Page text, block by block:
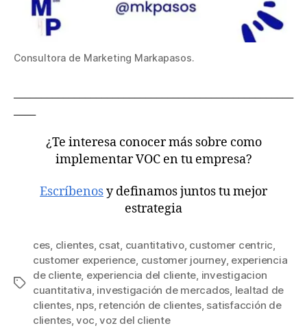
Consultora de Marketing Markapasos.
¿Te interesa conocer más sobre como
implementar VOC en tu empresa?
Escríbenosy definamos juntos tu mejor
estrategia
ces, clientes, csat, cuantitativo, customer centric,
customer experience, customer journey, experiencia
de cliente, experiencia del cliente, investigacion
cuantitativa, investigación de mercados, lealtad de
clientes, nps, retención de clientes, satisfacción de
clientes,voc,voz del cliente